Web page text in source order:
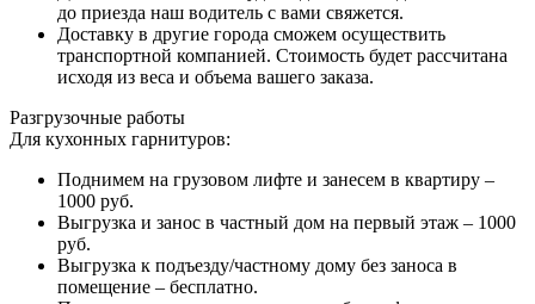
до приезда наш водитель с вами свяжется.
Доставку в другие города сможем осуществить
транспортной компанией. Стоимость будет рассчитана
исходя из веса и объема вашего заказа.
Разгрузочные работы
Для кухонных гарнитуров:
Поднимем на грузовом лифте и занесем в квартиру –
1000 руб.
Выгрузка и занос в частный дом на первый этаж – 1000
руб.
Выгрузка к подъезду/частному дому без заноса в
помещение – бесплатно.